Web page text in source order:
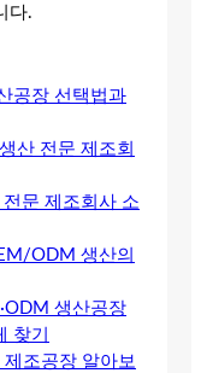
다.
공장 선택법과
산 전문 제조회
문 제조회사 소
ODM 생산의
생산공장
찾기
조공장 알아보